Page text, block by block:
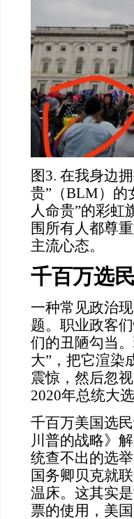
图 3. 在我身边
贵”（BLM）的
人命贵”的彩虹
围所有人都尊
主流心态。
千百万选
一种常见政治
题。职业政客
们的丑陋勾当
大”，把它渲染
震惊，然后忽视
2020年总统大
千百万美国选
川普的战略》
统查不出的选
国务卿贝克就
温床。这其实
票的使用，美